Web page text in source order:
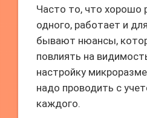
Часто то, что хорошо
одного, работает и
бывают нюансы,
повлиять на
настройку
надо проводить с
каждого.